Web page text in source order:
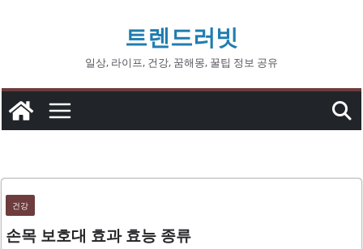
트렌드러빗
일상, 라이프, 건강, 꿈해몽, 꿀팁 정보 공유
건강
손목 보호대 효과 효능 종류